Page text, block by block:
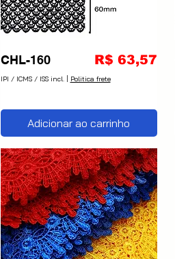
CHL-160 Preço
R$ 63,57
IPI / ICMS / ISS incl.| Politica frete
Adicionar ao carrinho